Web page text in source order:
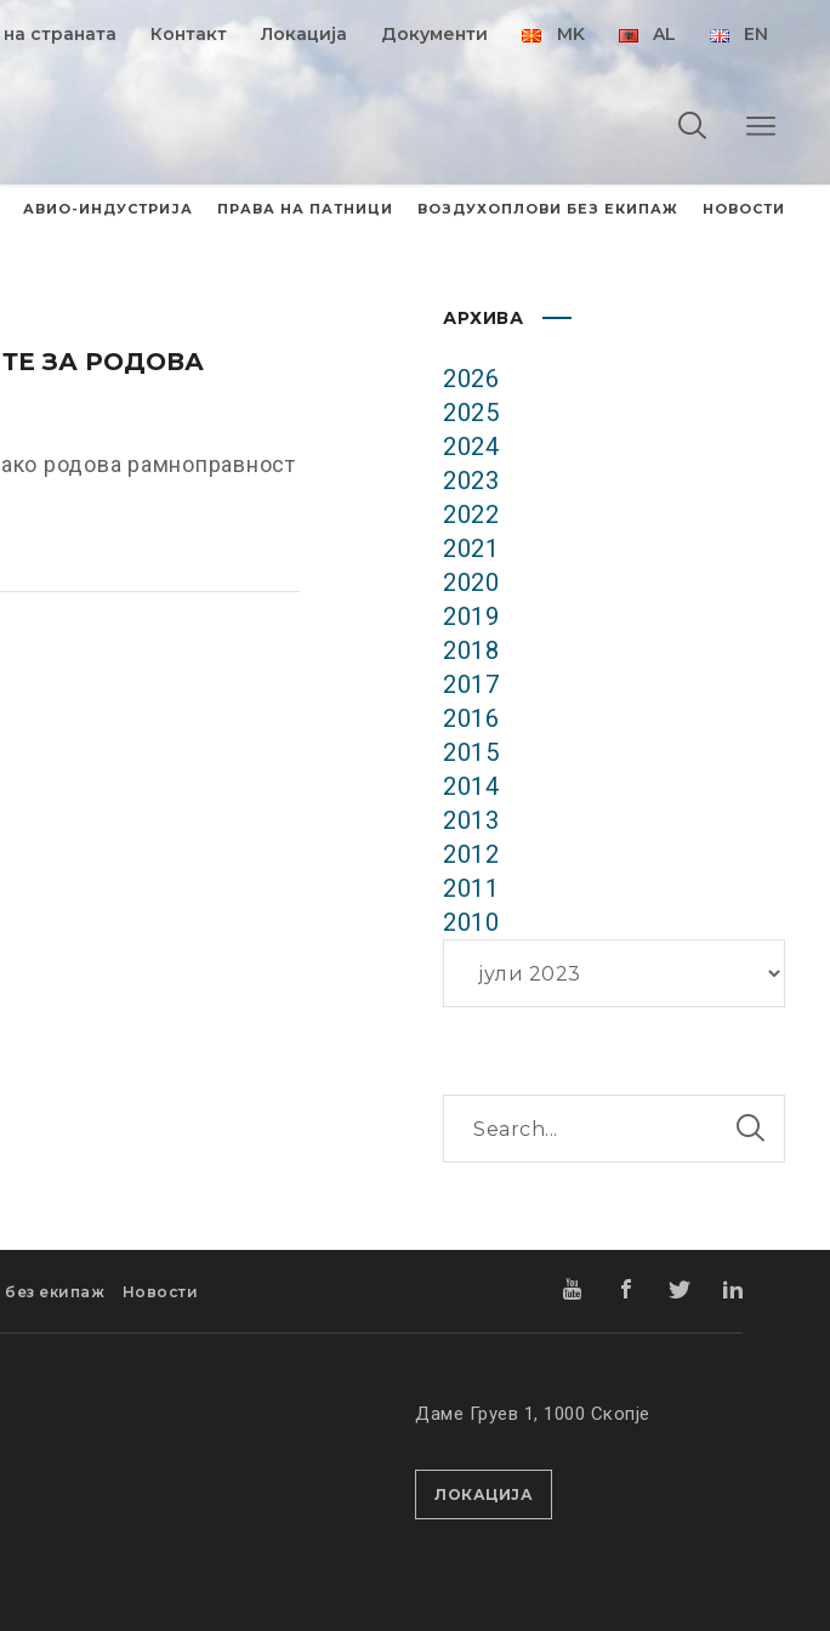
страната Контакт Локација Документи MK AL EN
АВИО-ИНДУСТРИЈА ПРАВА НА ПАТНИЦИ ВОЗДУХОПЛОВИ БЕЗ ЕКИПАЖ НОВОСТИ
ЗА РОДОВА
родова рамноправност
АРХИВА
2026
2025
2024
2023
2022
2021
2020
2019
2018
2017
2016
2015
2014
2013
2012
2011
2010
екипаж Новости
Даме Груев 1, 1000 Скопје
ЛОКАЦИЈА